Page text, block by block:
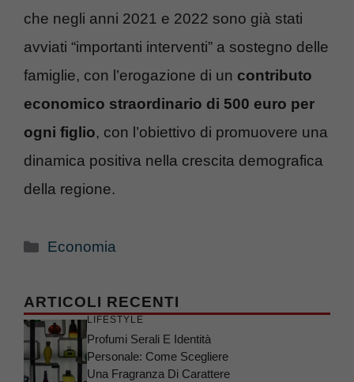
che negli anni 2021 e 2022 sono già stati
avviati “importanti interventi” a sostegno delle
famiglie, con l’erogazione di un contributo
economico straordinario di 500 euro per
ogni figlio, con l’obiettivo di promuovere una
dinamica positiva nella crescita demografica
della regione.
Categorie
Economia
ARTICOLI RECENTI
LIFESTYLE
Profumi Serali E Identità
Personale: Come Scegliere
Una Fragranza Di Carattere